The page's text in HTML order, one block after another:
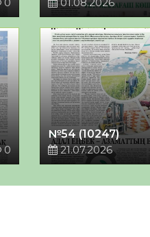
0
01.08.2026
0
№54 (10247)
21.07.2026